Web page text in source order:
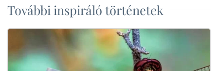
További inspiráló történetek